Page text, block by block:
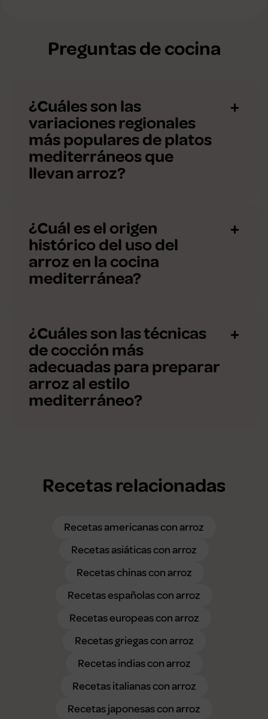
Preguntas de cocina
¿Cuáles son las
variaciones regionales
más populares de platos
mediterráneos que
llevan arroz?
¿Cuál es el origen
histórico del uso del
arroz en la cocina
mediterránea?
¿Cuáles son las técnicas
de cocción más
adecuadas para preparar
arroz al estilo
mediterráneo?
Recetas relacionadas
Recetas americanas con arroz
Recetas asiáticas con arroz
Recetas chinas con arroz
Recetas españolas con arroz
Recetas europeas con arroz
Recetas griegas con arroz
Recetas indias con arroz
Recetas italianas con arroz
Recetas japonesas con arroz